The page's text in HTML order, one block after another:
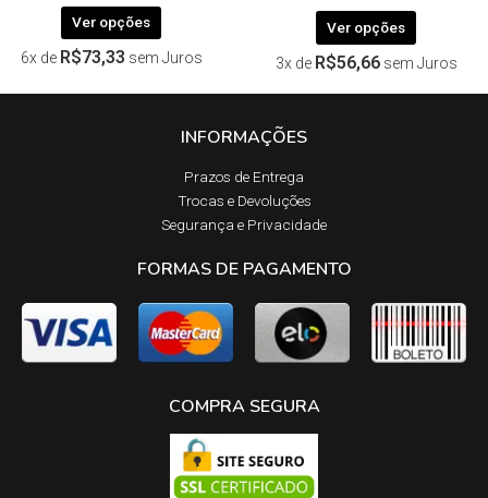
Ver opções
6x de R$73,33 sem Juros
Ver opções
3x de R$56,66 sem Juros
INFORMAÇÕES
Prazos de Entrega​
Trocas e Devoluções​
Segurança e Privacidade
FORMAS DE PAGAMENTO
COMPRA SEGURA